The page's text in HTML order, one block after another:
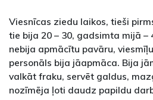
Viesnīcas ziedu laikos, tieši
tie bija 20 – 30, gadsimta mijā –
nebija apmācītu pavāru,
personāls bija jāapmāca. Bija
valkāt fraku, servēt galdus,
nozīmēja ļoti daudz papildu